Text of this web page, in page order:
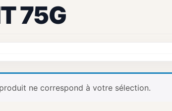
75G
ne correspond à votre sélection.